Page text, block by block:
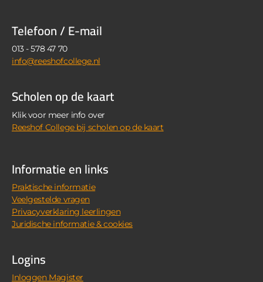
Telefoon / E-mail
013 - 578 47 70
info@reeshofcollege.nl
Scholen op de kaart
Klik voor meer info over
Reeshof College bij scholen op de kaart
Informatie en links
Praktische informatie
Veelgestelde vragen
Privacyverklaring leerlingen
Juridische informatie & cookies
Logins
Inloggen Magister